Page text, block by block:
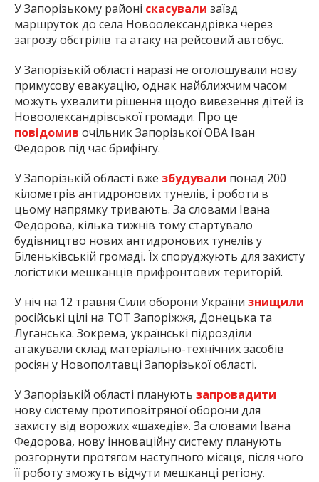
У Запорізькому районі скасували заїзд
маршруток до села Новоолександрівка через
загрозу обстрілів та атаку на рейсовий автобус.
У Запорізькій області наразі не оголошували нову
примусову евакуацію, однак найближчим часом
можуть ухвалити рішення щодо вивезення дітей із
Новоолександрівської громади. Про це
повідомив очільник Запорізької ОВА Іван
Федоров під час брифінгу.
У Запорізькій області вже збудували понад 200
кілометрів антидронових тунелів, і роботи в
цьому напрямку тривають. За словами Івана
Федорова, кілька тижнів тому стартувало
будівництво нових антидронових тунелів у
Біленьківській громаді. Їх споруджують для захисту
логістики мешканців прифронтових територій.
У ніч на 12 травня Сили оборони України знищили
російські цілі на ТОТ Запоріжжя, Донецька та
Луганська. Зокрема, українські підрозділи
атакували склад матеріально-технічних засобів
росіян у Новополтавці Запорізької області.
У Запорізькій області планують запровадити
нову систему протиповітряної оборони для
захисту від ворожих «шахедів». За словами Івана
Федорова, нову інноваційну систему планують
розгорнути протягом наступного місяця, після чого
її роботу зможуть відчути мешканці регіону.